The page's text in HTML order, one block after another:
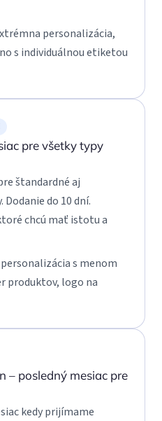
personalizácia,
s individuálnou etiketou
pre všetky typy
štandardné aj
do 10 dní.
chcú mať istotu a
s menom
produktov, logo na
– posledný mesiac pre
kedy prijímame